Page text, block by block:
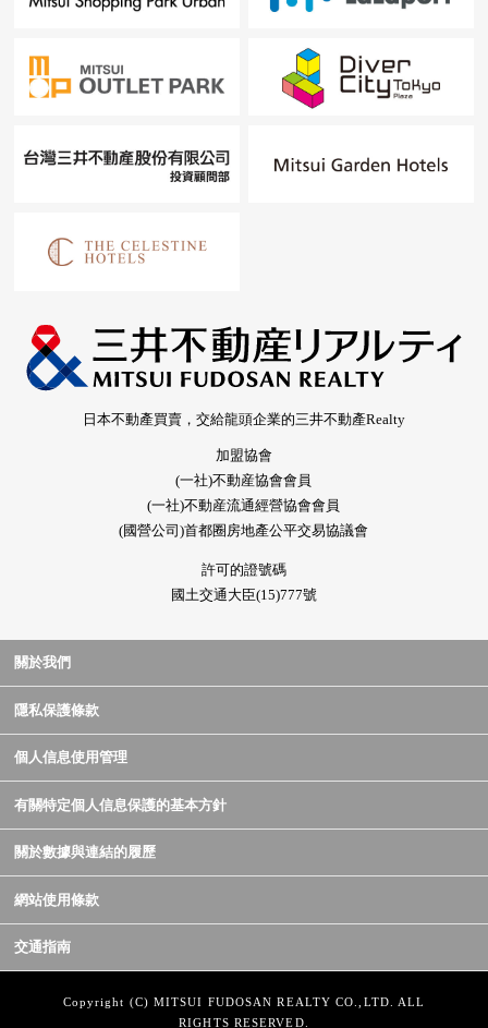
日本不動產買賣，交給龍頭企業的三井不動產Realty
加盟協會
(一社)不動産協會會員
(一社)不動産流通經營協會會員
(國營公司)首都圈房地產公平交易協議會
許可的證號碼
國土交通大臣(15)777號
關於我們
隱私保護條款
個人信息使用管理
有關特定個人信息保護的基本方針
關於數據與連結的履歷
網站使用條款
交通指南
Copyright (C) MITSUI FUDOSAN REALTY CO.,LTD. ALL
RIGHTS RESERVED.